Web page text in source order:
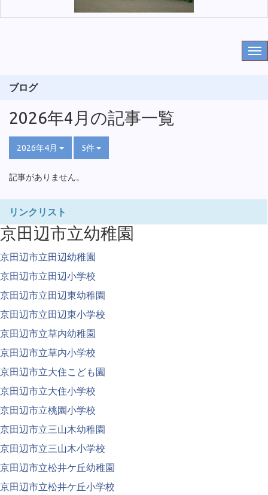
ブログ
2026年4月の記事一覧
2026年4月 5件
記事がありません。
リンクリスト
京田辺市立幼稚園
京田辺市立田辺幼稚園
京田辺市立田辺小学校
京田辺市立田辺東幼稚園
京田辺市立田辺東小学校
京田辺市立草内幼稚園
京田辺市立草内小学校
京田辺市立大住こども園
京田辺市立大住小学校
京田辺市立桃園小学校
京田辺市立三山木幼稚園
京田辺市立三山木小学校
京田辺市立松井ケ丘幼稚園
京田辺市立松井ケ丘小学校